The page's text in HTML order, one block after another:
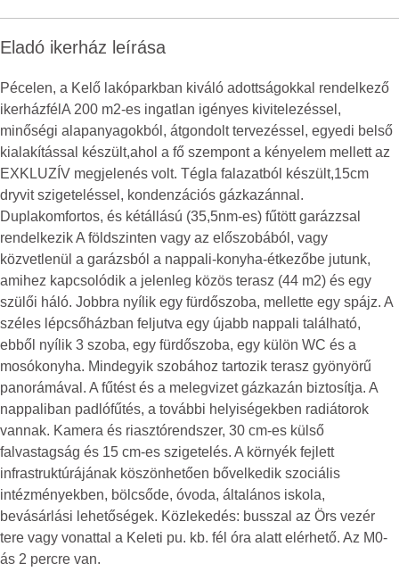
Eladó ikerház leírása
Pécelen, a Kelő lakóparkban kiváló adottságokkal rendelkező
ikerházfélA 200 m2-es ingatlan igényes kivitelezéssel,
minőségi alapanyagokból, átgondolt tervezéssel, egyedi belső
kialakítással készült,ahol a fő szempont a kényelem mellett az
EXKLUZÍV megjelenés volt. Tégla falazatból készült,15cm
dryvit szigeteléssel, kondenzációs gázkazánnal.
Duplakomfortos, és kétállású (35,5nm-es) fűtött garázzsal
rendelkezik A földszinten vagy az előszobából, vagy
közvetlenül a garázsból a nappali-konyha-étkezőbe jutunk,
amihez kapcsolódik a jelenleg közös terasz (44 m2) és egy
szülői háló. Jobbra nyílik egy fürdőszoba, mellette egy spájz. A
széles lépcsőházban feljutva egy újabb nappali található,
ebből nyílik 3 szoba, egy fürdőszoba, egy külön WC és a
mosókonyha. Mindegyik szobához tartozik terasz gyönyörű
panorámával. A fűtést és a melegvizet gázkazán biztosítja. A
nappaliban padlófűtés, a további helyiségekben radiátorok
vannak. Kamera és riasztórendszer, 30 cm-es külső
falvastagság és 15 cm-es szigetelés. A környék fejlett
infrastruktúrájának köszönhetően bővelkedik szociális
intézményekben, bölcsőde, óvoda, általános iskola,
bevásárlási lehetőségek. Közlekedés: busszal az Örs vezér
tere vagy vonattal a Keleti pu. kb. fél óra alatt elérhető. Az M0-
ás 2 percre van.